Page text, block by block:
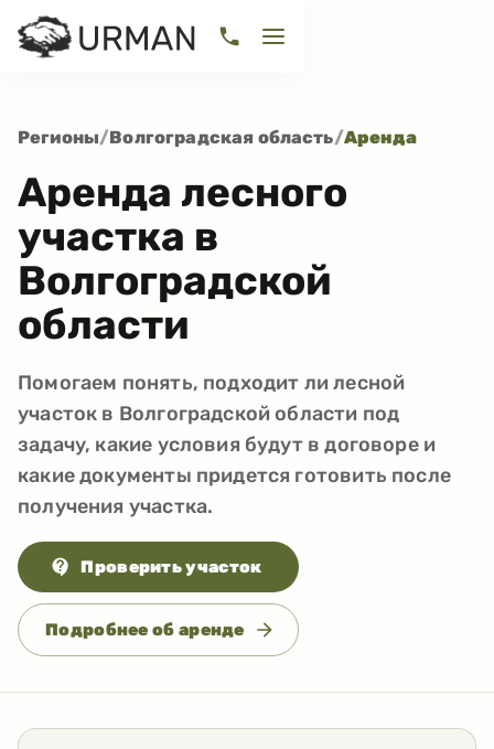
Регионы/Волгоградская область/Аренда
Аренда лесного
участка в
Волгоградской
области
Помогаем понять, подходит ли лесной
участок в Волгоградской области под
задачу, какие условия будут в договоре и
какие документы придется готовить после
получения участка.
Проверить участок
Подробнее об аренде